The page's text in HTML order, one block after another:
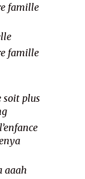
famille
famille
soit plus
aaah